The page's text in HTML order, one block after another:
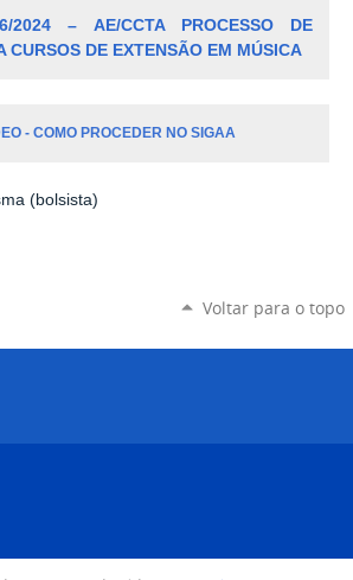
2024 – AE/CCTA PROCESSO DE
CURSOS DE EXTENSÃO EM MÚSICA
- COMO PROCEDER NO SIGAA
(bolsista)
Voltar para o topo